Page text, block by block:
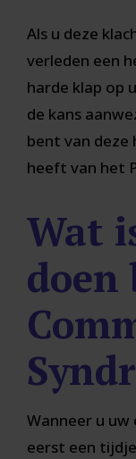
Als u deze
verleden een
harde klap op
de kans
bent van deze
heeft van het
Wat
doen
Wanneer u
eerst een